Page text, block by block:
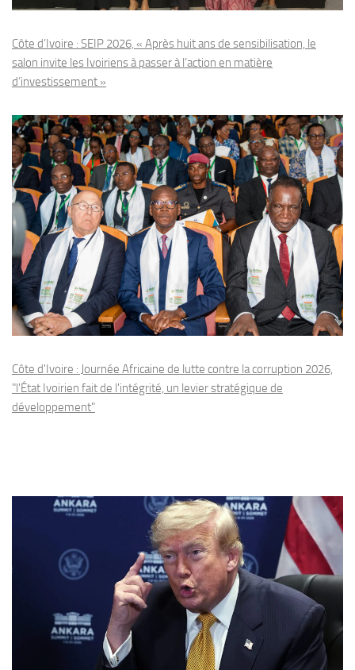
Côte d’Ivoire : SEIP 2026, « Après huit ans de sensibilisation, le
salon invite les Ivoiriens à passer à l’action en matière
d’investissement »
Côte d'Ivoire : Journée Africaine de lutte contre la corruption 2026,
"l'État Ivoirien fait de l'intégrité, un levier stratégique de
développement"